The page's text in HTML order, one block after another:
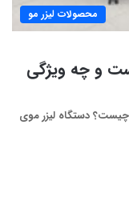
محصولات لیزر مو
و چه ویژگی
چیست؟ دستگاه لیزر موی